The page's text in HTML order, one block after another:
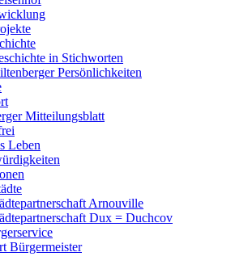
in Stichworten
Persönlichkeiten
Mitteilungsblatt
Leben
Arnouville
Dux = Duchcov
Bürgermeister